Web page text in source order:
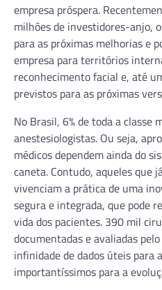
empresa próspera.
milhões de investidores-anjo,
para as próximas melhorias e
empresa para territórios
reconhecimento facial e, até
previstos para as próximas
No Brasil, 6% de toda a classe
anestesiologistas. Ou seja,
médicos dependem ainda do
caneta. Contudo, aqueles que
vivenciam a prática de uma
segura e integrada, que pode
vida dos pacientes. 390 mil
documentadas e avaliadas
infinidade de dados úteis para
importantíssimos para a